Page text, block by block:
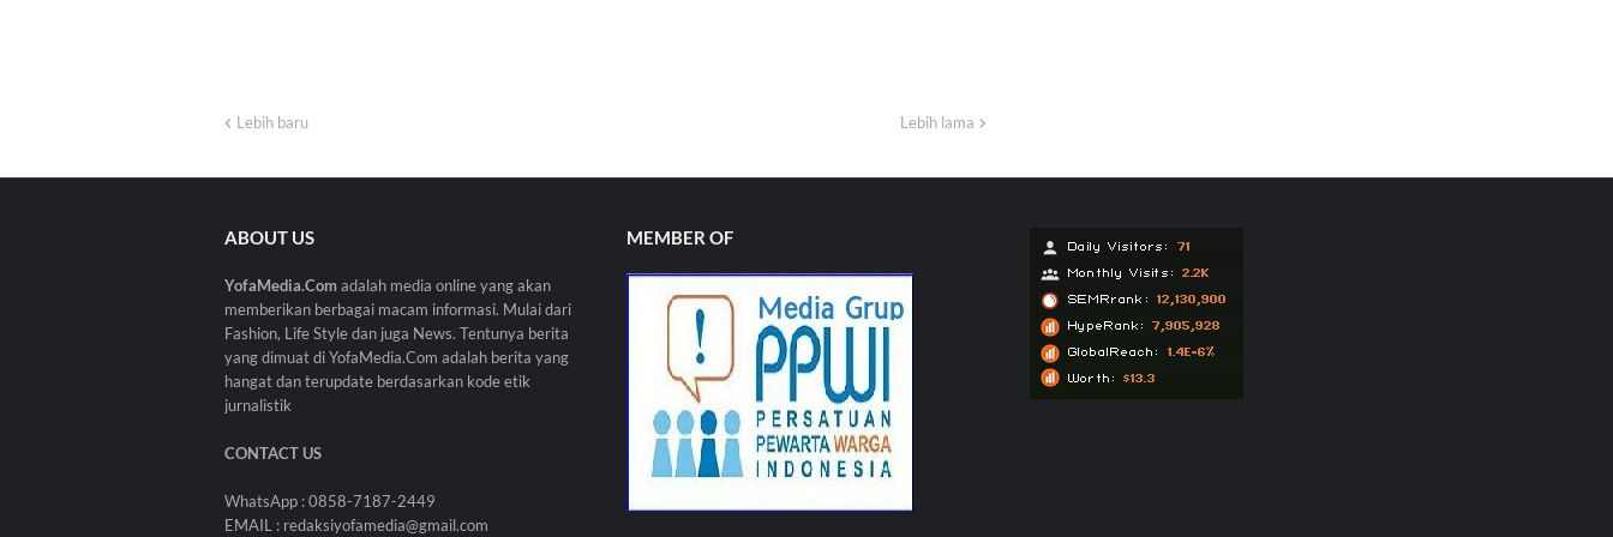
Lebih baru Lebih lama
ABOUT US
YofaMedia.Comadalah media online yang akan
memberikan berbagai macam informasi. Mulai dari
Fashion, Life Style dan juga News. Tentunya berita
yang dimuat di YofaMedia.Com adalah berita yang
hangat dan terupdate berdasarkan kode etik
jurnalistik
CONTACT US
WhatsApp : 0858-7187-2449
EMAIL : redaksiyofamedia@gmail.com
MEMBER OF